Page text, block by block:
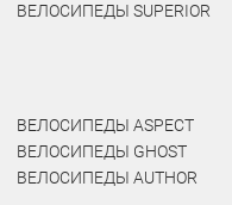
ВЕЛОСИПЕДЫ SUPERIOR
ВЕЛОСИПЕДЫ ASPECT
ВЕЛОСИПЕДЫ GHOST
ВЕЛОСИПЕДЫ AUTHOR